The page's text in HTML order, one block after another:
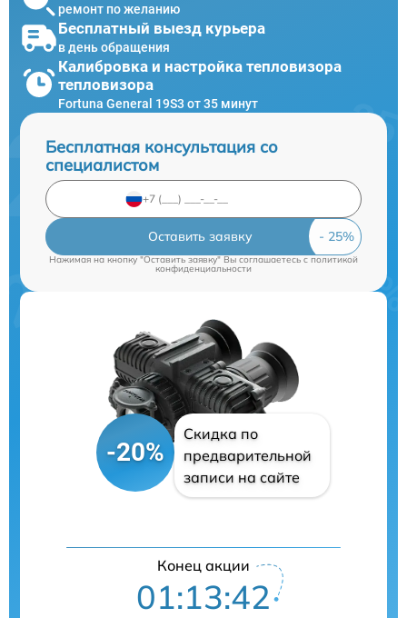
ремонт по желанию
Бесплатный выезд курьера
в день обращения
Калибровка и настройка тепловизора
тепловизора
Fortuna General 19S3 от 35 минут
Бесплатная консультация со
специалистом
Оставить заявку
Нажимая на кнопку "Оставить заявку" Вы соглашаетесь cполитикой
конфиденциальности
-20%
Скидка по
предварительной
записи на сайте
Конец акции
01:13:42